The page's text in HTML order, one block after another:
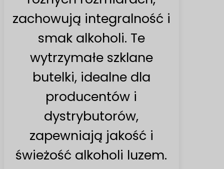
zachowują integralność i
smak alkoholi. Te
wytrzymałe szklane
butelki, idealne dla
producentów i
dystrybutorów,
zapewniają jakość i
świeżość alkoholi luzem.